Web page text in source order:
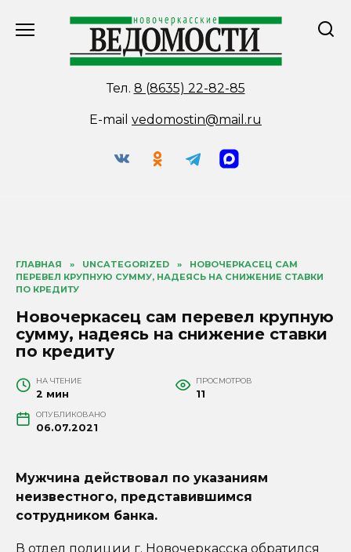
Тел. 8 (8635) 22-82-85
E-mail vedomostin@mail.ru
ГЛАВНАЯ » UNCATEGORIZED »
НОВОЧЕРКАСЕЦ САМ
ПЕРЕВЕЛ КРУПНУЮ СУММУ, НАДЕЯСЬ НА СНИЖЕНИЕ СТАВКИ
ПО КРЕДИТУ
Новочеркасец сам перевел крупную
сумму, надеясь на снижение ставки
по кредиту
НА ЧТЕНИЕ
2 мин
ПРОСМОТРОВ
11
ОПУБЛИКОВАНО
06.07.2021
Мужчина действовал по указаниям
неизвестного, представившимся
сотрудником банка.
В отдел полиции г. Новочеркасска обратился